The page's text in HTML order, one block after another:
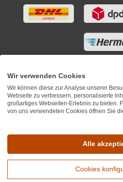
Wir verwenden Cookies
Wir können diese zur Analyse unserer
Webseite zu verbessern, personalisierte
großartiges Webseiten-Erlebnis zu bieten.
von uns verwendeten Cookies öffnen Sie
Alle
Cookies